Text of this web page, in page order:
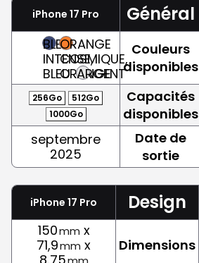
iPhone 17 Pro Général
BLEU
INTENSE,
BLEU
ORANGE
COSMIQUE,
ORANGE
ARGENT
Couleurs
disponibles
256Go
512Go
1000Go
Capacités
disponibles
septembre
2025
Date de
sortie
iPhone 17 Pro Design
150mm x
71,9mm x
Dimensions